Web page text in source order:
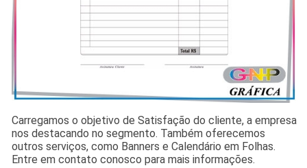
Carregamos o objetivo de Satisfação do cliente, a empresa
nos destacando no segmento. Também oferecemos
outros serviços, como Banners e Calendário em Folhas.
Entre em contato conosco para mais informações.